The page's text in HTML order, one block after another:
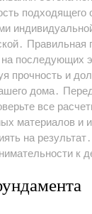
Правильная
последующих
прочность и
дома․
все
материалов и
на
к